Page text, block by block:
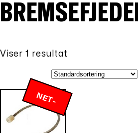
Viser 1 resultat
N
E
T
-
R